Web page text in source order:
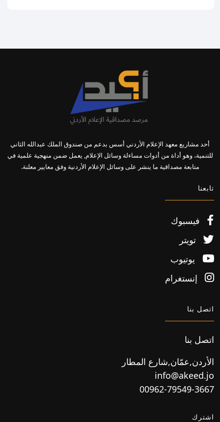
أحد مشاريع معهد الإعلام الأردني أسس بدعم من صندوق الملك عبدالله الثاني
للتنمية، وهو أداة من أدوات مساءلة وسائل الإعلام, يعمل ضمن منهجية علمية في
متابعة مصداقية ما ينشر على وسائل الإعلام الأردنية وفق معايير معلنة.
تابعنا
فيسبوك
تويتر
يوتيوب
إنستغرام
اتصل بنا
اتصل بنا
الأردن,عمّان,شارع المطار
info@akeed.jo
00962-79549-3667
اشترك